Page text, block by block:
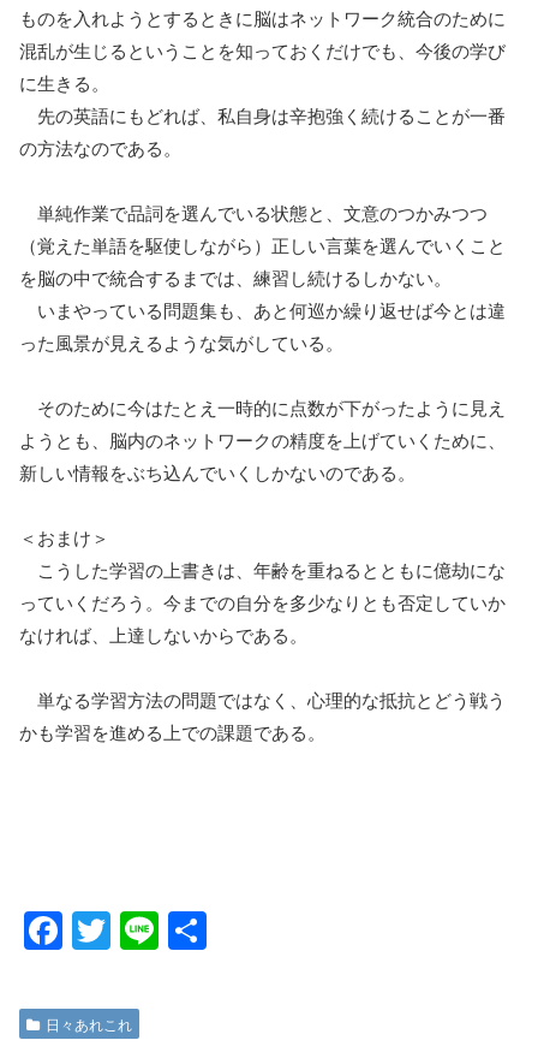
ものを入れようとするときに脳はネットワーク統合のために
混乱が生じるということを知っておくだけでも、今後の学び
に生きる。
先の英語にもどれば、私自身は辛抱強く続けることが一番
の方法なのである。
単純作業で品詞を選んでいる状態と、文意のつかみつつ
（覚えた単語を駆使しながら）正しい言葉を選んでいくこと
を脳の中で統合するまでは、練習し続けるしかない。
いまやっている問題集も、あと何巡か繰り返せば今とは違
った風景が見えるような気がしている。
そのために今はたとえ一時的に点数が下がったように見え
ようとも、脳内のネットワークの精度を上げていくために、
新しい情報をぶち込んでいくしかないのである。
＜おまけ＞
こうした学習の上書きは、年齢を重ねるとともに億劫にな
っていくだろう。今までの自分を多少なりとも否定していか
なければ、上達しないからである。
単なる学習方法の問題ではなく、心理的な抵抗とどう戦う
かも学習を進める上での課題である。
F
c
e
T
tt
er
Li
日々あれこれ